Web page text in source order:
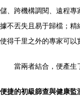
儲、跨機構調閱、遠程
據不丟失且易于歸檔；
使得千里之外的專家可以
當兩者結合，便產生
便捷的初級篩查與健康監